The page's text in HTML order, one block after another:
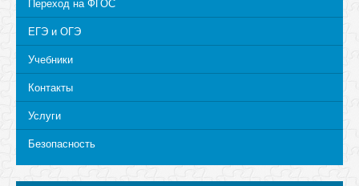
Переход на ФГОС
ЕГЭ и ОГЭ
Учебники
Контакты
Услуги
Безопасность